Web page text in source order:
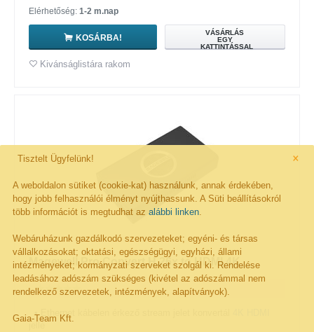
×
Tisztelt Ügyfelünk!
A weboldalon sütiket (cookie-kat) használunk, annak érdekében,
hogy jobb felhasználói élményt nyújthassunk. A Süti beállításokról
több információt is megtudhat az alábbi linken
Webáruházunk gazdálkodó szervezeteket; egyéni- és társas
vállalkozásokat; oktatási, egészségügyi, egyházi, állami
intézményeket; kormányzati szerveket szolgál ki. Rendelése
leadásához adószám szükséges (kivétel az adószámmal nem
rendelkező szervezetek, intézmények, alapítványok).
Gaia-Team Kft.
Elérhetőség: 1-2 m.nap
KOSÁRBA!
VÁSÁRLÁS
EGY
KATTINTÁSSAL
Kivánságlistára rakom
Magewell Pro Convert H.26x to HDMI 4K
• Ethernet kábelen érkező stream jelet konvertál